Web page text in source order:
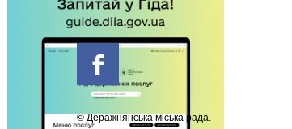
© Деражнянська міська рада.